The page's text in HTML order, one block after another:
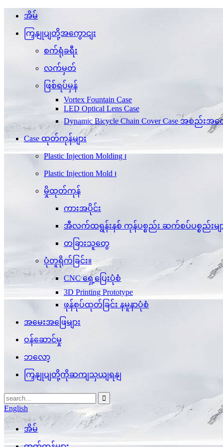
အိမ်
ကြှနျုပျတို့အကွောငျး
စက်ရုံခရီး
လက်မှတ်
ဖြစ်ရပ်မှန်
Vortex Fountain Case
LED Optical Lens Case
Dynamic Bicycle Chain Cover Case အစည်းအဝ
Case ထုတ်ကုန်များ
Plastic Injection Molding ၊
Plastic Injection Mold ၊
မှိုထုတ်ကုန်
ကားအပိုင်း
အီလက်ထရွန်းနစ် ကုန်ပစ္စည်း ဆက်စပ်ပစ္စည်းမျ
တခြားသူတွေ
ပုံတူရိုက်ခြင်း။
CNC ရှေ့ပြေးပုံစံ
3D Printing Prototype
ဖုန်စုပ်ထုတ်ခြင်း နမူနာပုံစံ
အမေးအဖြေများ
ဝန်ဆောင်မှု
ဘလော့
ကြှနျုပျတို့ကိုဆကျသှယျရနျ
English
အိမ်